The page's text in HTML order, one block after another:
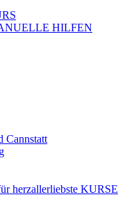
HILFEN
Cannstatt
herzallerliebste KURSE